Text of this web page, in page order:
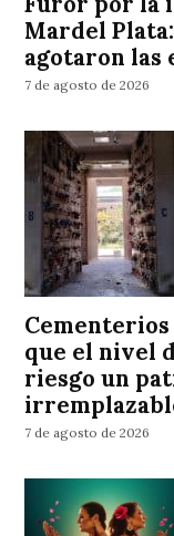
Mardel
agotaron las
7 de agosto de 2026
que el nivel
riesgo un
7 de agosto de 2026